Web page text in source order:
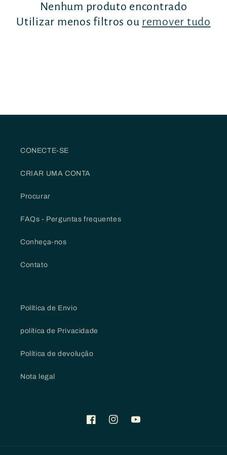
Nenhum produto encontrado
Utilizar menos filtros ou remover tudo
CONECTE-SE
CRIAR UMA CONTA
Procurar
FAQs - Perguntas frequentes
Conheça-nos
Contato
Política de Envio
política de Privacidade
Política de devolução
Nota legal
FacebookInstagramYouTube